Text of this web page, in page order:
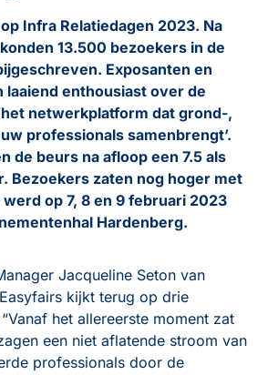
Infra Relatiedagen 2023. Na
13.500 bezoekers in de
Exposanten en
laaiend enthousiast over de
netwerkplatform dat grond-,
professionals samenbrengt’.
de beurs na afloop een 7.5 als
Bezoekers zaten nog hoger met
werd op 7, 8 en 9 februari 2023
Hardenberg.
Jacqueline Seton van
kijkt terug op drie
het allereerste moment zat
een niet aflatende stroom van
professionals door de